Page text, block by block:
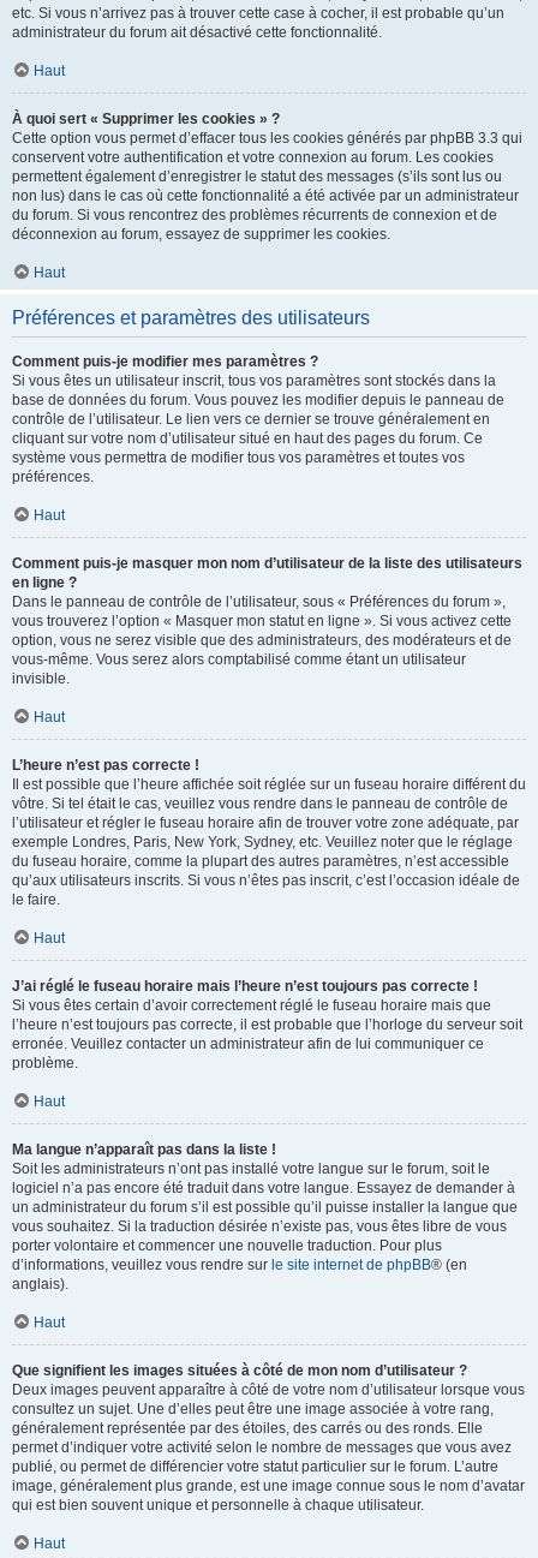
etc. Si vous n’arrivez pas à trouver cette case à cocher, il est probable qu’un
administrateur du forum ait désactivé cette fonctionnalité.
Haut
À quoi sert « Supprimer les cookies » ?
Cette option vous permet d’effacer tous les cookies générés par phpBB 3.3 qui
conservent votre authentification et votre connexion au forum. Les cookies
permettent également d’enregistrer le statut des messages (s’ils sont lus ou
non lus) dans le cas où cette fonctionnalité a été activée par un administrateur
du forum. Si vous rencontrez des problèmes récurrents de connexion et de
déconnexion au forum, essayez de supprimer les cookies.
Haut
Préférences et paramètres des utilisateurs
Comment puis-je modifier mes paramètres ?
Si vous êtes un utilisateur inscrit, tous vos paramètres sont stockés dans la
base de données du forum. Vous pouvez les modifier depuis le panneau de
contrôle de l’utilisateur. Le lien vers ce dernier se trouve généralement en
cliquant sur votre nom d’utilisateur situé en haut des pages du forum. Ce
système vous permettra de modifier tous vos paramètres et toutes vos
préférences.
Haut
Comment puis-je masquer mon nom d’utilisateur de la liste des utilisateurs
en ligne ?
Dans le panneau de contrôle de l’utilisateur, sous « Préférences du forum »,
vous trouverez l’option « Masquer mon statut en ligne ». Si vous activez cette
option, vous ne serez visible que des administrateurs, des modérateurs et de
vous-même. Vous serez alors comptabilisé comme étant un utilisateur
invisible.
Haut
L’heure n’est pas correcte !
Il est possible que l’heure affichée soit réglée sur un fuseau horaire différent du
vôtre. Si tel était le cas, veuillez vous rendre dans le panneau de contrôle de
l’utilisateur et régler le fuseau horaire afin de trouver votre zone adéquate, par
exemple Londres, Paris, New York, Sydney, etc. Veuillez noter que le réglage
du fuseau horaire, comme la plupart des autres paramètres, n’est accessible
qu’aux utilisateurs inscrits. Si vous n’êtes pas inscrit, c’est l’occasion idéale de
le faire.
Haut
J’ai réglé le fuseau horaire mais l’heure n’est toujours pas correcte !
Si vous êtes certain d’avoir correctement réglé le fuseau horaire mais que
l’heure n’est toujours pas correcte, il est probable que l’horloge du serveur soit
erronée. Veuillez contacter un administrateur afin de lui communiquer ce
problème.
Haut
Ma langue n’apparaît pas dans la liste !
Soit les administrateurs n’ont pas installé votre langue sur le forum, soit le
logiciel n’a pas encore été traduit dans votre langue. Essayez de demander à
un administrateur du forum s’il est possible qu’il puisse installer la langue que
vous souhaitez. Si la traduction désirée n’existe pas, vous êtes libre de vous
porter volontaire et commencer une nouvelle traduction. Pour plus
d’informations, veuillez vous rendre sur le site internet de phpBB® (en
anglais).
Haut
Que signifient les images situées à côté de mon nom d’utilisateur ?
Deux images peuvent apparaître à côté de votre nom d’utilisateur lorsque vous
consultez un sujet. Une d’elles peut être une image associée à votre rang,
généralement représentée par des étoiles, des carrés ou des ronds. Elle
permet d’indiquer votre activité selon le nombre de messages que vous avez
publié, ou permet de différencier votre statut particulier sur le forum. L’autre
image, généralement plus grande, est une image connue sous le nom d’avatar
qui est bien souvent unique et personnelle à chaque utilisateur.
Haut